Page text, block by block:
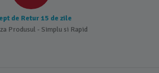
de Retur 15 de zile
Produsul - Simplu si Rapid